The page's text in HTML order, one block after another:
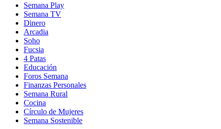
Semana Play
Semana TV
Dinero
Arcadia
Soho
in
new
window
Fucsia
in
new
window
4 Patas
Educación
Foros Semana
Finanzas Personales
Semana Rural
Cocina
Círculo de Mujeres
Semana Sostenible